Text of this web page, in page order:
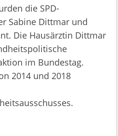
die SPD-
Sabine Dittmar und
Die Hausärztin Dittmar
im Bundestag.
2014 und 2018